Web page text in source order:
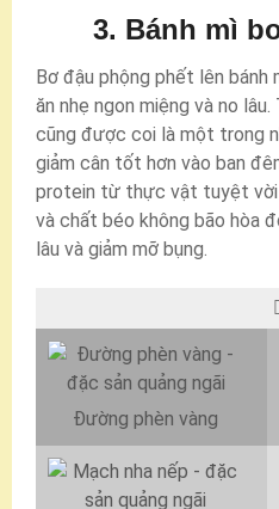
3. Bánh mì
Bơ đậu phộng phết lên
ăn nhẹ ngon miệng và no
cũng được coi là một trong
giảm cân tốt hơn vào ban
protein từ thực vật tuyệt vời
và chất béo không bão hòa
lâu và giảm mỡ bụng.
Đường phèn vàng